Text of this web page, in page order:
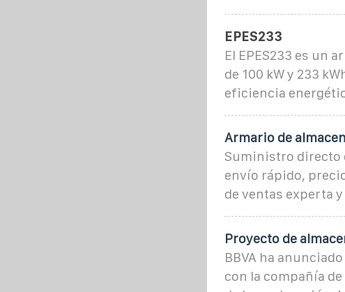
EPES233
El EPES233 es un
de 100 kW y 233
eficiencia
Armario de
Suministro directo
envío rápido,
de ventas experta
Proyecto de
BBVA ha
con la compañía